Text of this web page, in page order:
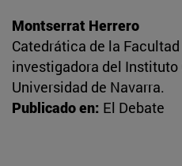
Montserrat Herrero
Catedrática de la
investigadora del Instituto
Universidad de Navarra.
Publicado en: El Debate